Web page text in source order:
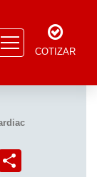
COTIZAR
Telegram